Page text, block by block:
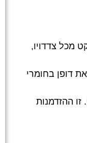
מכל צדדויו,
יוצאת דופן בחומרי
זו ההזדמנות